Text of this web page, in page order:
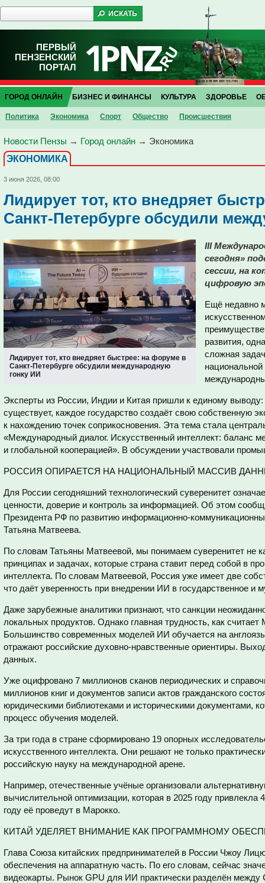
ПЕРВЫЙ
ПЕНЗЕНСКИЙ
ПОРТАЛ
ГОРОД ОНЛАЙН
Политика Экономика Спорт Общество Проиcшествия
БИЗНЕС И ФИНАНСЫ КУЛЬТУРА ЗДОРОВЬЕ
Новости Пензы → Город онлайн → Экономика
ЭКОНОМИКА
3 июня 2026, 08:00
Лидирует тот, кто внедряет
Санкт-Петербурге обсудили
Лидирует тот, кто внедряет быстрее: на форуме в
Санкт-Петербурге обсудили международную
гонку ИИ
III
сегодня»
сессии, на
цифровую
Ещё недавно
развития,
сложная
национальной
Эксперты из России, Индии и Китая пришли к единому
существует, каждое государство создаёт свою собственную
к нахождению точек соприкосновения. Эта тема стала
«Международный диалог. Искусственный интеллект: баланс
и глобальной кооперацией». В обсуждении участвовали
РОССИЯ ОПИРАЕТСЯ НА НАЦИОНАЛЬНЫЙ МАССИВ
Для России сегодняшний технологический суверенитет
ценности, доверие и контроль за информацией. Об этом
Президента РФ по развитию информационно-
Татьяна Матвеева.
По словам Татьяны Матвеевой, мы понимаем суверенитет не
принципах и задачах, которые страна ставит перед собой в
интеллекта. По словам Матвеевой, Россия уже имеет две
что даёт уверенность при внедрении ИИ в государственное и
Даже зарубежные аналитики признают, что санкции
локальных продуктов. Однако главная трудность, как
Большинство современных моделей ИИ обучается на
отражают российские духовно-нравственные ориентиры.
данных.
Уже оцифровано 7 миллионов сканов периодических и
миллионов книг и документов записи актов гражданского
юридическими библиотеками и историческими документами,
процесс обучения моделей.
За три года в стране сформировано 19 опорных
искусственного интеллекта. Они решают не только
российскую науку на международной арене.
Например, отечественные учёные организовали
вычислительной оптимизации, которая в 2025 году привлекла
году её проведут в Марокко.
КИТАЙ УДЕЛЯЕТ ВНИМАНИЕ КАК ПРОГРАММНОМУ
Глава Союза китайских предпринимателей в России Чжоу
обеспечения на аппаратную часть. По его словам, сейчас
видеокарты. Рынок GPU для ИИ практически разделён